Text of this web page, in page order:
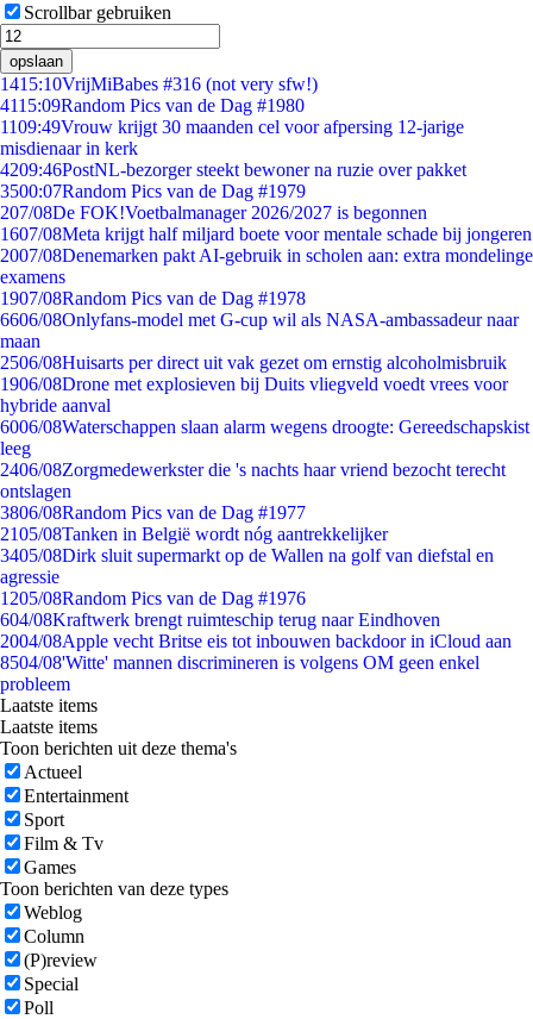
Scrollbar gebruiken
opslaan
1415:10VrijMiBabes #316 (not very sfw!)
4115:09Random Pics van de Dag #1980
1109:49Vrouw krijgt 30 maanden cel voor afpersing 12-jarige
misdienaar in kerk
4209:46PostNL-bezorger steekt bewoner na ruzie over pakket
3500:07Random Pics van de Dag #1979
207/08De FOK!Voetbalmanager 2026/2027 is begonnen
1607/08Meta krijgt half miljard boete voor mentale schade bij jongeren
2007/08Denemarken pakt AI-gebruik in scholen aan: extra mondelinge
examens
1907/08Random Pics van de Dag #1978
6606/08Onlyfans-model met G-cup wil als NASA-ambassadeur naar
maan
2506/08Huisarts per direct uit vak gezet om ernstig alcoholmisbruik
1906/08Drone met explosieven bij Duits vliegveld voedt vrees voor
hybride aanval
6006/08Waterschappen slaan alarm wegens droogte: Gereedschapskist
leeg
2406/08Zorgmedewerkster die 's nachts haar vriend bezocht terecht
ontslagen
3806/08Random Pics van de Dag #1977
2105/08Tanken in België wordt nóg aantrekkelijker
3405/08Dirk sluit supermarkt op de Wallen na golf van diefstal en
agressie
1205/08Random Pics van de Dag #1976
604/08Kraftwerk brengt ruimteschip terug naar Eindhoven
2004/08Apple vecht Britse eis tot inbouwen backdoor in iCloud aan
8504/08'Witte' mannen discrimineren is volgens OM geen enkel
probleem
Laatste items
Laatste items
Toon berichten uit deze thema's
Actueel
Entertainment
Sport
Film & Tv
Games
Toon berichten van deze types
Weblog
Column
(P)review
Special
Poll